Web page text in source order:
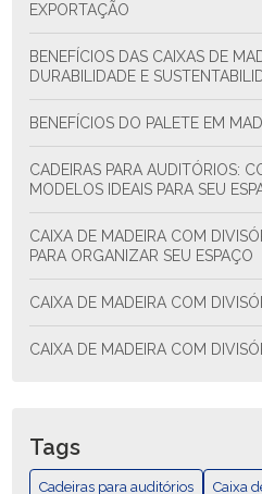
EXPORTAÇÃO
BENEFÍCIOS DAS CAIXAS DE MADEIRA NA EXPORTAÇÃO:
DURABILIDADE E
BENEFÍCIOS DO PALETE EM
CADEIRAS PARA AUDITÓRIOS: COMO ESCOLHER OS
MODELOS IDEAIS PARA SEU
CAIXA DE MADEIRA COM DIVISÓRIAS: A SOLUÇÃO PRÁTICA
PARA ORGANIZAR SEU ESPAÇO
CAIXA DE MADEIRA COM
CAIXA DE MADEIRA COM DIVISÓRIAS: ORGANIZE SEU
PARA ORGANIZAR SEU ESPAÇO
CAIXA DE MADEIRA EXPORTAÇÃO: COMO ESCOLHER E AS
Tags
Cadeiras para auditórios Caixa